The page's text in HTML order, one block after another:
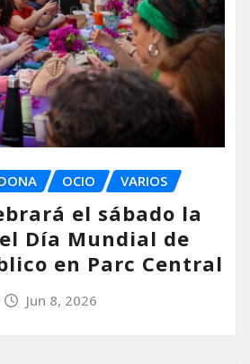
OCIO VARIOS
el sábado la
Día Mundial de
en Parc Central
Jun 8, 2026